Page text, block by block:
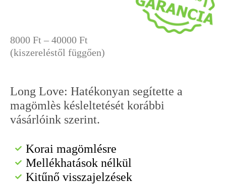
8000 Ft – 40000 Ft
8000 Ft
(kiszereléstől függően)
Long Love: Hatékonyan segítette a
magömlès késleltetését korábbi
vásárlóink szerint.
Korai magömlésre
Mellékhatások nélkül
Kitűnő visszajelzések